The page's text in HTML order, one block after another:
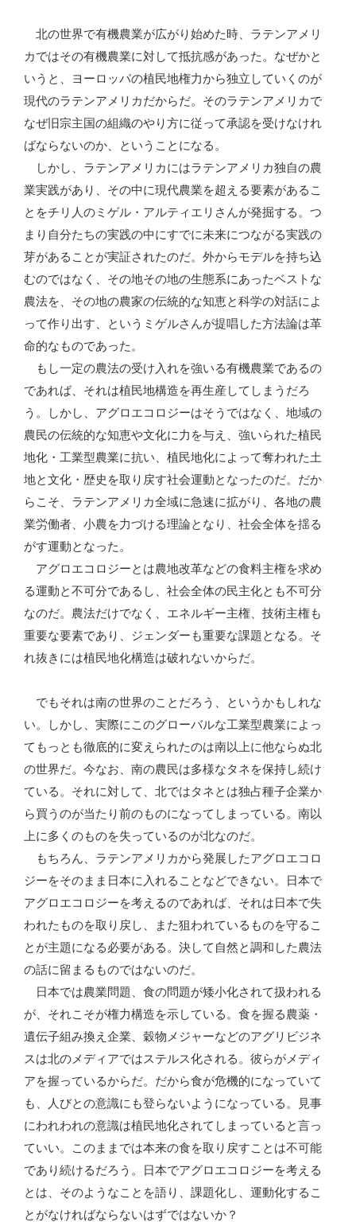
北の世界で有機農業が広がり始めた時、ラテンアメリ
カではその有機農業に対して抵抗感があった。なぜかと
いうと、ヨーロッパの植民地権力から独立していくのが
現代のラテンアメリカだからだ。そのラテンアメリカで
なぜ旧宗主国の組織のやり方に従って承認を受けなけれ
ばならないのか、ということになる。
しかし、ラテンアメリカにはラテンアメリカ独自の農
業実践があり、その中に現代農業を超える要素があるこ
とをチリ人のミゲル・アルティエリさんが発掘する。つ
まり自分たちの実践の中にすでに未来につながる実践の
芽があることが実証されたのだ。外からモデルを持ち込
むのではなく、その地その地の生態系にあったベストな
農法を、その地の農家の伝統的な知恵と科学の対話によ
って作り出す、というミゲルさんが提唱した方法論は革
命的なものであった。
もし一定の農法の受け入れを強いる有機農業であるの
であれば、それは植民地構造を再生産してしまうだろ
う。しかし、アグロエコロジーはそうではなく、地域の
農民の伝統的な知恵や文化に力を与え、強いられた植民
地化・工業型農業に抗い、植民地化によって奪われた土
地と文化・歴史を取り戻す社会運動となったのだ。だか
らこそ、ラテンアメリカ全域に急速に拡がり、各地の農
業労働者、小農を力づける理論となり、社会全体を揺る
がす運動となった。
アグロエコロジーとは農地改革などの食料主権を求め
る運動と不可分であるし、社会全体の民主化とも不可分
なのだ。農法だけでなく、エネルギー主権、技術主権も
重要な要素であり、ジェンダーも重要な課題となる。そ
れ抜きには植民地化構造は破れないからだ。
でもそれは南の世界のことだろう、というかもしれな
い。しかし、実際にこのグローバルな工業型農業によっ
てもっとも徹底的に変えられたのは南以上に他ならぬ北
の世界だ。今なお、南の農民は多様なタネを保持し続け
ている。それに対して、北ではタネとは独占種子企業か
ら買うのが当たり前のものになってしまっている。南以
上に多くのものを失っているのが北なのだ。
もちろん、ラテンアメリカから発展したアグロエコロ
ジーをそのまま日本に入れることなどできない。日本で
アグロエコロジーを考えるのであれば、それは日本で失
われたものを取り戻し、また狙われているものを守るこ
とが主題になる必要がある。決して自然と調和した農法
の話に留まるものではないのだ。
日本では農業問題、食の問題が矮小化されて扱われる
が、それこそが権力構造を示している。食を握る農薬・
遺伝子組み換え企業、穀物メジャーなどのアグリビジネ
スは北のメディアではステルス化される。彼らがメディ
アを握っているからだ。だから食が危機的になっていて
も、人びとの意識にも登らないようになっている。見事
にわれわれの意識は植民地化されてしまっていると言っ
ていい。このままでは本来の食を取り戻すことは不可能
であり続けるだろう。日本でアグロエコロジーを考える
とは、そのようなことを語り、課題化し、運動化するこ
とがなければならないはずではないか？